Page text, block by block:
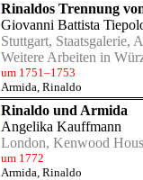
Rinaldos Trennung
Giovanni Battista
Stuttgart, Staatsgalerie,
Weitere Arbeiten in
um 1751–1753
Armida, Rinaldo
Rinaldo und Armida
Angelika Kauffmann
London, Kenwood
um 1772
Armida, Rinaldo